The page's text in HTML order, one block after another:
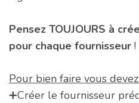
Pensez TOUJOURS à
pour chaque fournisseur !
Pour bien faire vous
➕Créer le fournisseur